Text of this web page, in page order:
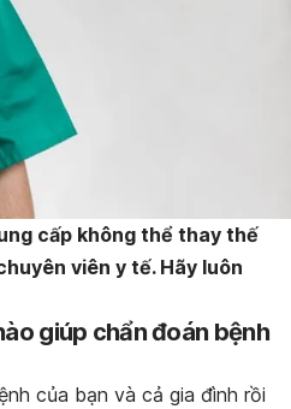
cấp không thể thay thế
viên y tế. Hãy luôn
giúp chẩn đoán bệnh
của bạn và cả gia đình rồi